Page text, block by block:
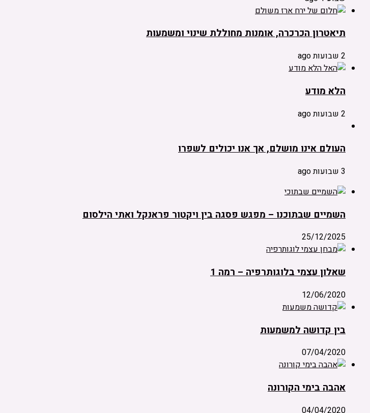
תיאטרון הכרכרה, אומנות מחוללת שינוי ומשמעות
2 שבועות ago
הלא מודע
2 שבועות ago
העולם אינו מושלם, אך אנו יכולים לשפרו
3 שבועות ago
השמיים שבתוכנו – מפגש פסגה בין ויקטור פראנקל ואתי הילסום
25/12/2025
שאלון עצמי בלוגותרפיה – רמה 1
12/06/2020
בין קדושה למשמעות
07/04/2020
אהבה בימי הקורונה
04/04/2020